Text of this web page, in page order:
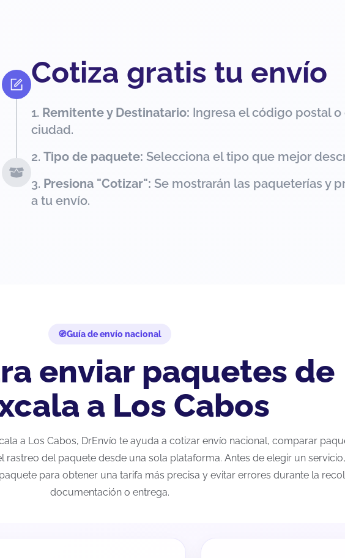
Cotiza gratis tu envío
Remitente y Destinatario: Ingresa el código postal
ciudad.
Tipo de paquete: Selecciona el tipo que mejor
Presiona "Cotizar": Se mostrarán las paqueterías y
a tu envío.
Guía de envío nacional
enviar paquetes de
a Los Cabos
a Los Cabos, DrEnvío te ayuda a cotizar envío nacional, comparar
rastreo del paquete desde una sola plataforma. Antes de elegir un
para obtener una tarifa más precisa y evitar errores durante la
documentación o entrega.